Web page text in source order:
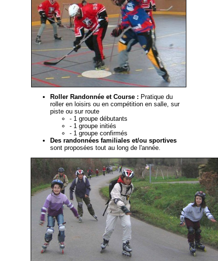
Roller Randonnée et Course : Pratique du
roller en loisirs ou en compétition en salle, sur
piste ou sur route
- 1 groupe débutants
- 1 groupe initiés
- 1 groupe confirmés
Des randonnées familiales et/ou sportives
sont proposées tout au long de l'année.